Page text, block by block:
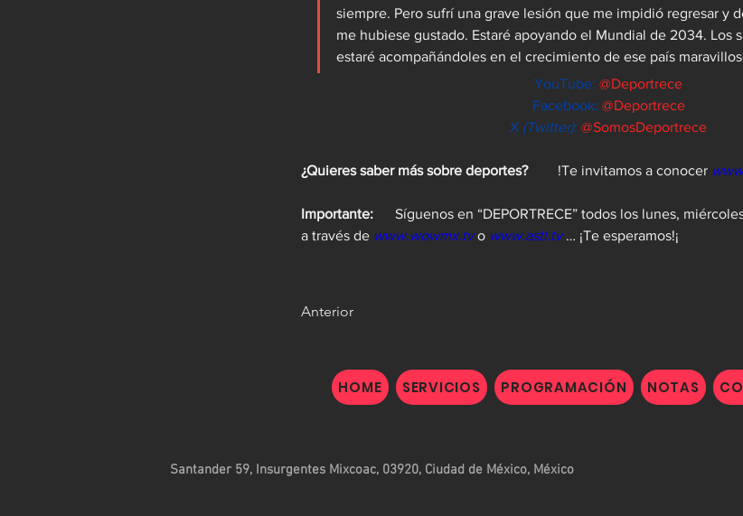
siempre. Pero sufrí una grave lesión que me impidió regresar y
me hubiese gustado. Estaré apoyando el Mundial de 2034. Los
estaré acompañándoles en el crecimiento de ese país
YouTube: @Deportrece
Facebook: @Deportrece
X (Twitter): @SomosDeportrece
¿Quieres saber más sobre deportes? !Te invitamos a conocer
Importante: Síguenos en “DEPORTRECE” todos los lunes,
a través de www.wowmx.tv o www.astl.tv … ¡Te esperamos!¡
Anterior
HOME SERVICIOS PROGRAMACIÓN NOTAS
Santander 59, Insurgentes Mixcoac, 03920, Ciudad de México, México